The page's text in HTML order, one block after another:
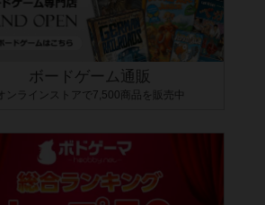
ボードゲーム通販
オンラインストアで7,500商品を販売中